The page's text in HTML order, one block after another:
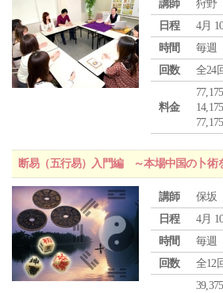
講師
狩野
日程
4月
時間
毎週
回数
全24
料金
断易（五行易）入門編 ～本場中国の卜術
講師
保坂
日程
4月
時間
毎週
回数
全12